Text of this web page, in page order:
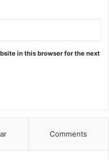
in this browser for the next
Comments